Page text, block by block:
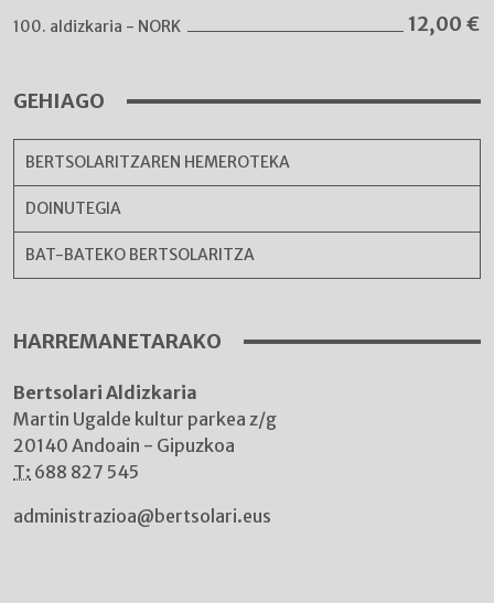
100. aldizkaria - NORK 12,00 €
GEHIAGO
BERTSOLARITZAREN HEMEROTEKA
DOINUTEGIA
BAT-BATEKO BERTSOLARITZA
HARREMANETARAKO
Bertsolari Aldizkaria
Martin Ugalde kultur parkea z/g
20140 Andoain - Gipuzkoa
T: 688 827 545
administrazioa@bertsolari.eus